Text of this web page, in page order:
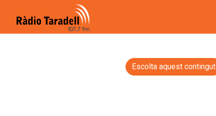
Escolta aquest contingut